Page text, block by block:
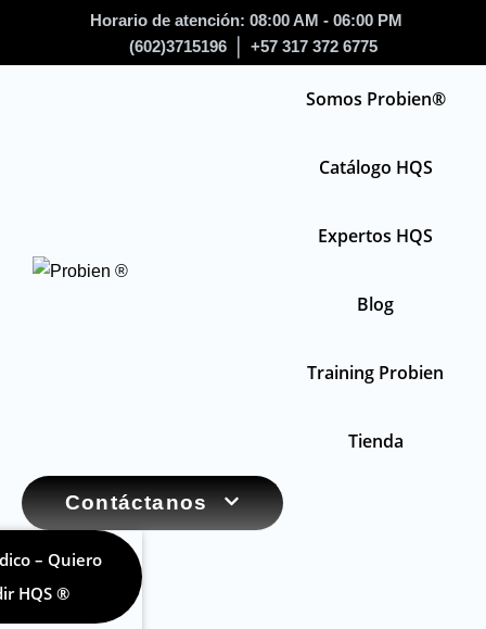
Horario de atención: 08:00 AM - 06:00 PM
(602)3715196
+57 317 372 6775
Somos Probien®
Catálogo HQS
Expertos HQS
Blog
Training Probien
Tienda
Contáctanos
– Quiero
HQS ®